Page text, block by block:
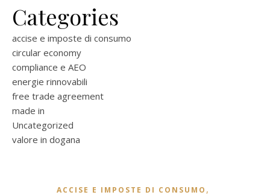
Categories
accise e imposte di consumo
circular economy
compliance e AEO
energie rinnovabili
free trade agreement
made in
Uncategorized
valore in dogana
ACCISE E IMPOSTE DI CONSUMO ,